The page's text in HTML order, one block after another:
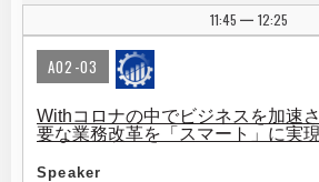
11:45 | 12:25
A02-03
Withコロナの中でビジネスを加速
要な業務改革を「スマート」に実
Speaker